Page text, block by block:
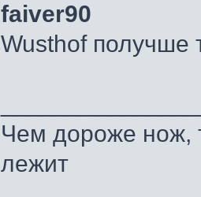
faiver90
Wusthof получше
Чем дороже нож,
лежит